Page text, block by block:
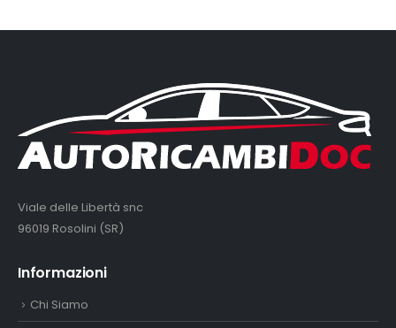
Viale delle Libertà snc
96019 Rosolini (SR)
Informazioni
Chi Siamo